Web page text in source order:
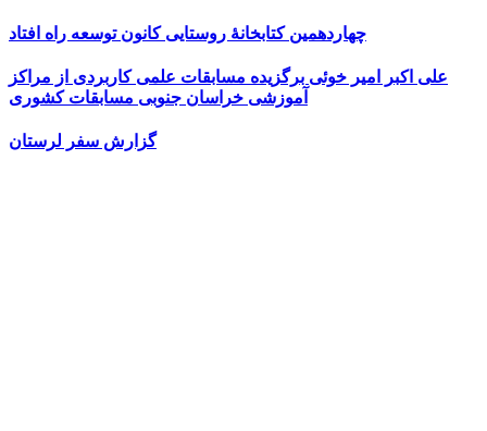
چهاردهمین کتابخانۀ روستایی کانون توسعه راه افتاد
علی اکبر امیر خوئی برگزیده مسابقات علمی کاربردی از مراکز
آموزشی خراسان جنوبی مسابقات کشوری
گزارش سفر لرستان